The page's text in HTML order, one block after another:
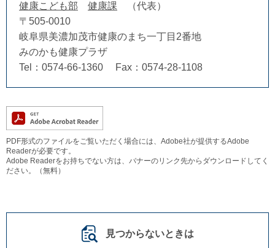
健康こども部 健康課
代表
〒505-0010
岐阜県美濃加茂市健康のまち一丁目2番地
みのかも健康プラザ
Tel：0574-66-1360
Fax：0574-28-1108
PDF形式のファイルをご覧いただく場合には、Adobe社が提供するAdobe
Readerが必要です。
Adobe Readerをお持ちでない方は、バナーのリンク先からダウンロードしてく
ださい。（無料）
見つからないときは